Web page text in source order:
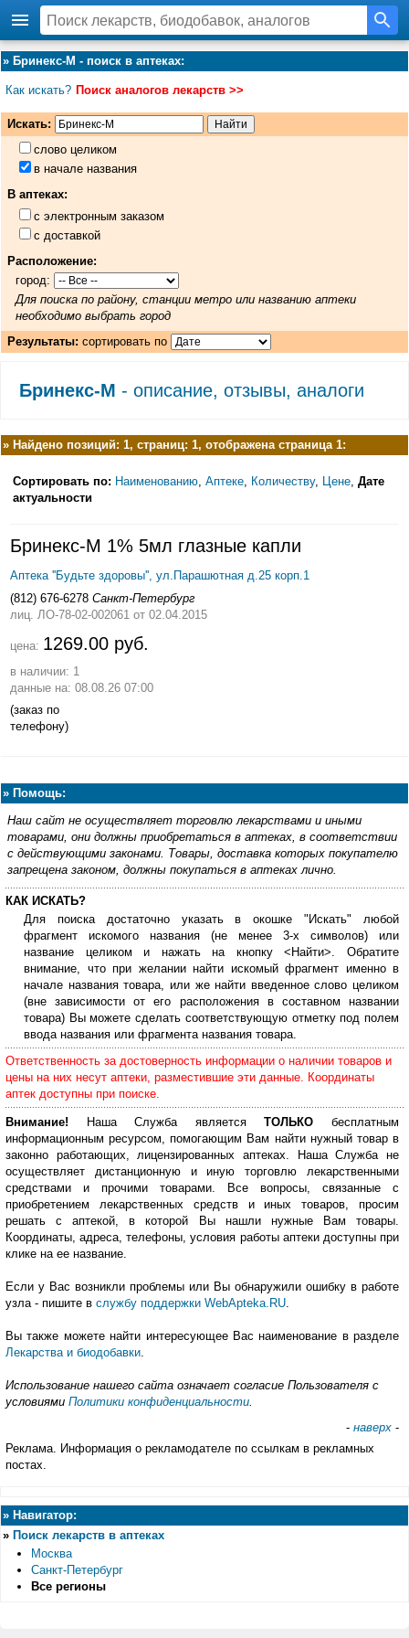
» Бринекс-М - поиск в аптеках:
Как искать? Поиск аналогов лекарств >>
Искать:
слово целиком
в начале названия
В аптеках:
с электронным заказом
с доставкой
Расположение:
город:
Для поиска по району, станции метро или названию аптеки
необходимо выбрать город
Результаты: сортировать по
Бринекс-М - описание, отзывы, аналоги
» Найдено позиций: 1, страниц: 1, отображена страница 1:
Сортировать по: Наименованию Аптеке Количеству, Цене Дате
актуальности
Бринекс-М 1% 5мл глазные капли
Аптека ''Будьте здоровы'', ул.Парашютная д.25 корп.1
(812) 676-6278 Санкт-Петербург
лиц. ЛО-78-02-002061 от 02.04.2015
цена: 1269.00 руб.
в наличии: 1
данные на: 08.08.26 07:00
(заказ по
телефону)
» Помощь:
Наш сайт не осуществляет торговлю лекарствами и иными
товарами, они должны приобретаться в аптеках, в соответствии
с действующими законами. Товары, доставка которых покупателю
запрещена законом, должны покупаться в аптеках лично.
КАК ИСКАТЬ?
Для поиска достаточно указать в окошке "Искать" любой
фрагмент искомого названия (не менее 3-х символов) или
название целиком и нажать на кнопку <Найти>. Обратите
внимание, что при желании найти искомый фрагмент именно в
начале названия товара, или же найти введенное слово целиком
(вне зависимости от его расположения в составном названии
товара) Вы можете сделать соответствующую отметку под полем
ввода названия или фрагмента названия товара.
Ответственность за достоверность информации о наличии товаров и
цены на них несут аптеки, разместившие эти данные. Координаты
аптек доступны при поиске.
Внимание! Наша Служба являетсяТОЛЬКО бесплатным
информационным ресурсом, помогающим Вам найти нужный товар в
законно работающих, лицензированных аптеках. Наша Служба не
осуществляет дистанционную и иную торговлю лекарственными
средствами и прочими товарами. Все вопросы, связанные с
приобретением лекарственных средств и иных товаров, просим
решать с аптекой, в которой Вы нашли нужные Вам товары.
Координаты, адреса, телефоны, условия работы аптеки доступны при
клике на ее название.
Если у Вас возникли проблемы или Вы обнаружили ошибку в работе
узла - пишите в службу поддержки WebApteka.RU
Вы также можете найти интересующее Вас наименование в разделе
Лекарства и биодобавки
Использование нашего сайта означает согласие Пользователя с
условиями Политики конфиденциальности
- наверх -
Реклама. Информация о рекламодателе по ссылкам в рекламных
постах.
» Навигатор:
» Поиск лекарств в аптеках
Москва
Санкт-Петербург
Все регионы